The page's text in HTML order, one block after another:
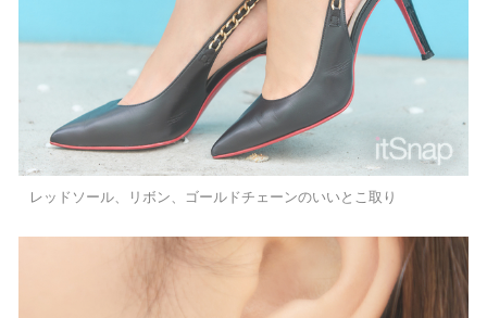
レッドソール、リボン、ゴールドチェーンのいいとこ取り